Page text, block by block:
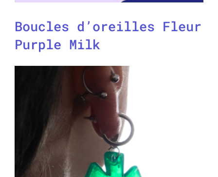
Boucles d’oreilles Fleur
Purple Milk